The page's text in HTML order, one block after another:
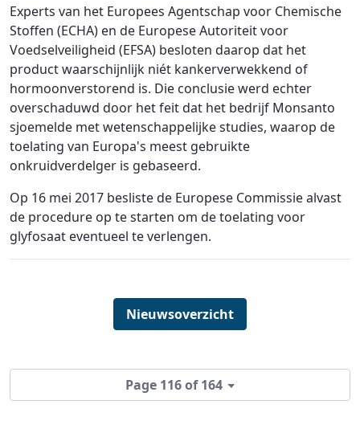
Experts van het Europees Agentschap voor Chemische
Stoffen (ECHA) en de Europese Autoriteit voor
Voedselveiligheid (EFSA) besloten daarop dat het
product waarschijnlijk niét kankerverwekkend of
hormoonverstorend is. Die conclusie werd echter
overschaduwd door het feit dat het bedrijf Monsanto
sjoemelde met wetenschappelijke studies, waarop de
toelating van Europa's meest gebruikte
onkruidverdelger is gebaseerd.
Op 16 mei 2017 besliste de Europese Commissie alvast
de procedure op te starten om de toelating voor
glyfosaat eventueel te verlengen.
Nieuwsoverzicht
Page 116 of 164